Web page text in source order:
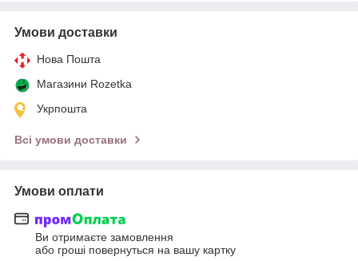
Умови доставки
Нова Пошта
Магазини Rozetka
Укрпошта
Всі умови доставки
Умови оплати
Ви отримаєте замовлення
або гроші повернуться на вашу картку